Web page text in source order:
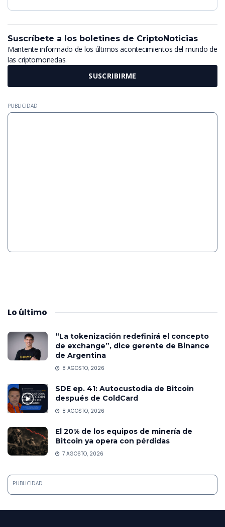
Suscríbete a los boletines de CriptoNoticias
Mantente informado de los últimos acontecimientos del mundo de
las criptomonedas.
SUSCRIBIRME
PUBLICIDAD
Lo último
“La tokenización redefinirá el concepto
de exchange”, dice gerente de Binance
de Argentina
8 AGOSTO, 2026
SDE ep. 41: Autocustodia de Bitcoin
después de ColdCard
8 AGOSTO, 2026
El 20% de los equipos de minería de
Bitcoin ya opera con pérdidas
7 AGOSTO, 2026
PUBLICIDAD